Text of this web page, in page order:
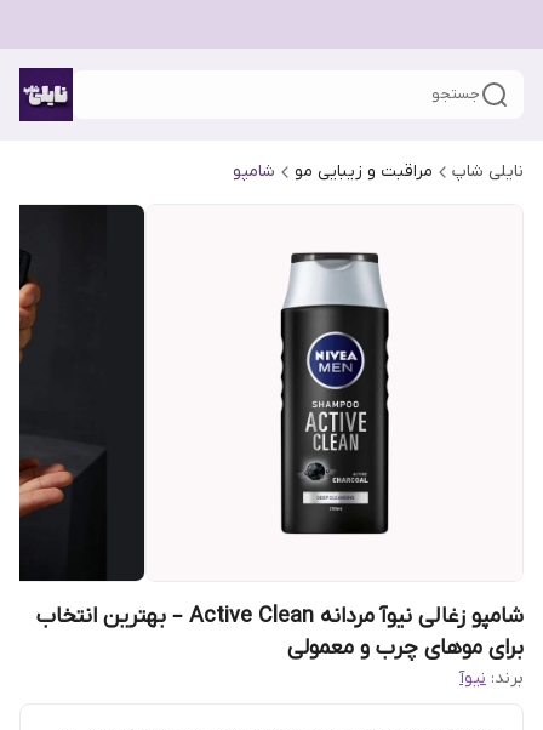
جستجو
نایلی شاپ مراقبت و زیبایی مو شامپو
شامپو زغالی نیوآ مردانه Active Clean – بهترین انتخاب
برای موهای چرب و معمولی
برند: نیوآ